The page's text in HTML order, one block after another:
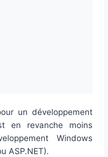
un développement
en revanche moins
Windows
ASP.NET).